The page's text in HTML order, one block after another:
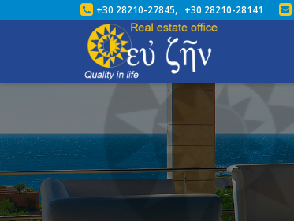
+30 28210-27845, +30 28210-28141